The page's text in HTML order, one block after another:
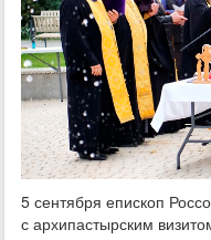
5 сентября епископ
с архипастырским